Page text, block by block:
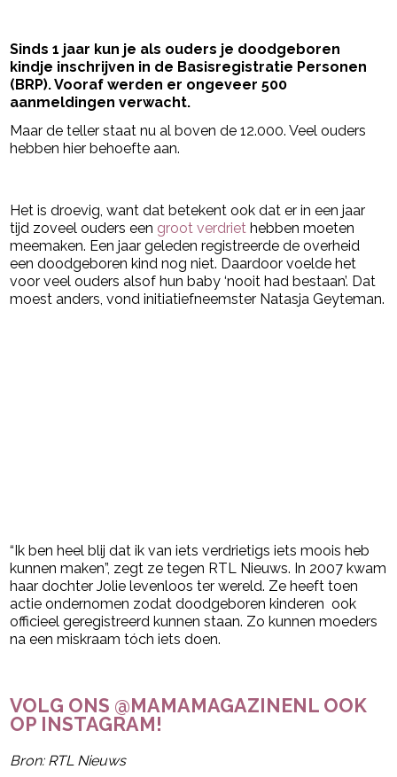
Sinds 1 jaar kun je als ouders je doodgeboren
kindje inschrijven in de Basisregistratie Personen
(BRP). Vooraf werden er ongeveer 500
aanmeldingen verwacht.
Maar de teller staat nu al boven de 12.000. Veel ouders
hebben hier behoefte aan.
Het is droevig, want dat betekent ook dat er in een jaar
tijd zoveel ouders een groot verdriet hebben moeten
meemaken. Een jaar geleden registreerde de overheid
een doodgeboren kind nog niet. Daardoor voelde het
voor veel ouders alsof hun baby ‘nooit had bestaan’. Dat
moest anders, vond initiatiefneemster Natasja Geyteman.
“Ik ben heel blij dat ik van iets verdrietigs iets moois heb
kunnen maken”, zegt ze tegen RTL Nieuws. In 2007 kwam
haar dochter Jolie levenloos ter wereld. Ze heeft toen
actie ondernomen zodat doodgeboren kinderen ook
officieel geregistreerd kunnen staan. Zo kunnen moeders
na een miskraam tóch iets doen.
VOLG ONS @MAMAMAGAZINENL OOK
OP INSTAGRAM!
Bron: RTL Nieuws